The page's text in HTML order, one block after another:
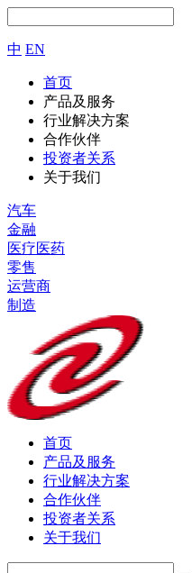
中 EN
首页
产品及服务
行业解决方案
合作伙伴
投资者关系
关于我们
汽车
金融
医疗医药
零售
运营商
制造
首页
产品及服务
行业解决方案
合作伙伴
投资者关系
关于我们